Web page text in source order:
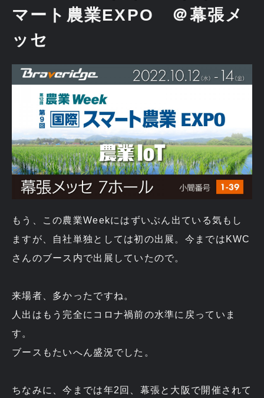
マート農業EXPO ＠幕張メ
ッセ
もう、この農業Weekにはずいぶん出ている気もし
ますが、自社単独としては初の出展。今まではKWC
さんのブース内で出展していたので。
来場者、多かったですね。
人出はもう完全にコロナ禍前の水準に戻っていま
す。
ブースもたいへん盛況でした。
ちなみに、今までは年2回、幕張と大阪で開催されて